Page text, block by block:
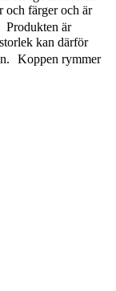
och färger och är
Produkten är
kan därför
Koppen rymmer